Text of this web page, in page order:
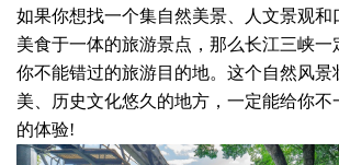
如果你想找一个集自然美景、人文景观和
美食于一体的旅游景点，那么长江三峡一
你不能错过的旅游目的地。这个自然风景
美、历史文化悠久的地方，一定能给你不
的体验!